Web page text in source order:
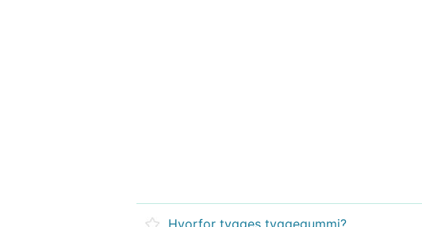
Hvorfor tygges tyggegummi?